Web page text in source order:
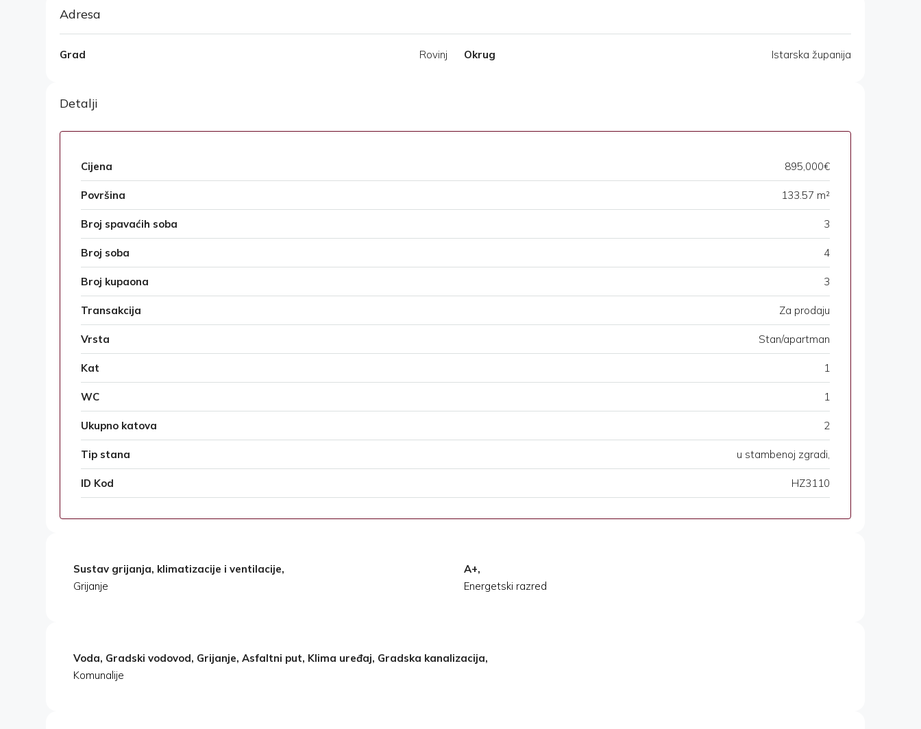
Adresa
Grad Rovinj Okrug Istarska županija
Detalji
Cijena 895,000€
Površina 133.57 m²
Broj spavaćih soba 3
Broj soba 4
Broj kupaona 3
Transakcija Za prodaju
Vrsta Stan/apartman
Kat 1
WC 1
Ukupno katova 2
Tip stana u stambenoj zgradi,
ID Kod HZ3110
Sustav grijanja, klimatizacije i ventilacije,
Grijanje
A+,
Energetski razred
Voda, Gradski vodovod, Grijanje, Asfaltni put, Klima uređaj, Gradska kanalizacija,
Komunalije